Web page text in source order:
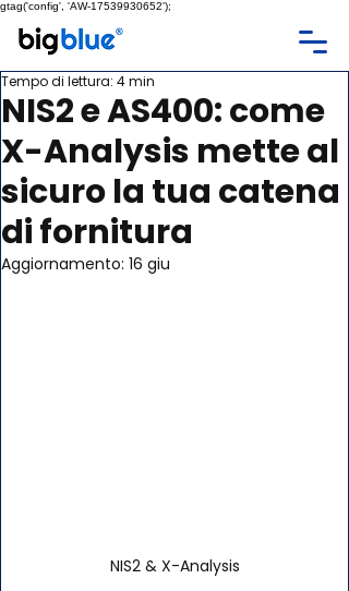
gtag('config', 'AW-17539930652');
NIS2 e AS400: come
X-Analysis mette al
sicuro la tua catena
di fornitura
Tempo di lettura: 4 min
Aggiornamento: 16 giu
NIS2 & X-Analysis